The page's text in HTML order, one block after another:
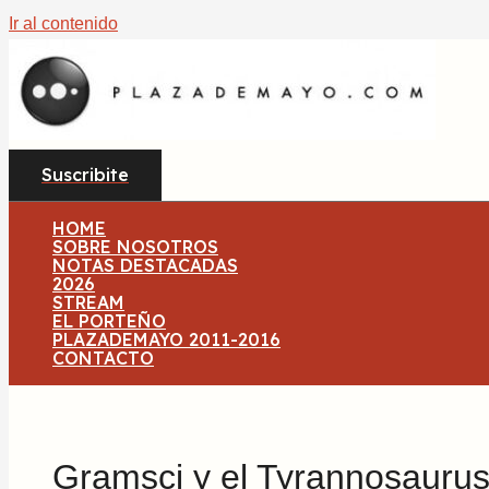
Ir al contenido
Suscribite
HOME
SOBRE NOSOTROS
NOTAS DESTACADAS
2026
STREAM
EL PORTEÑO
PLAZADEMAYO 2011-2016
CONTACTO
Gramsci y el